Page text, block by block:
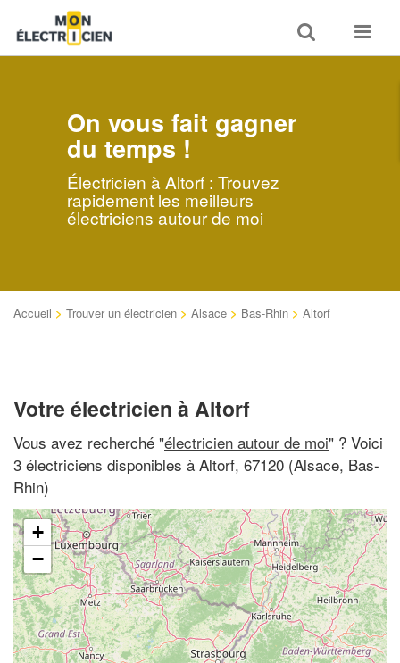
Toggle
search
Toggle
On vous fait gagner
du temps !
Électricien à Altorf : Trouvez
rapidement les meilleurs
électriciens autour de moi
Accueil > Trouver un électricien > Alsace > Bas-Rhin > Altorf
Votre électricien à Altorf
Vous avez recherché "électricien autour de moi" ? Voici
3 électriciens disponibles à Altorf, 67120 (Alsace, Bas-
Rhin)
+
−